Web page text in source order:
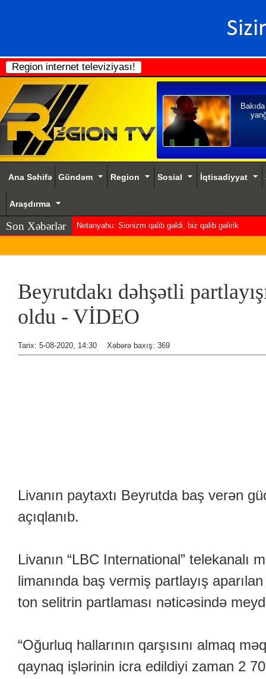
Region internet televiziyası!
Ana Səhifə Gündəm Region Sosial İqtisadiyyat
Araşdırma
Son Xəbərlər Netanyahu: Sionizm qalib gəldi, biz qalib gəlirik
Beyrutdakı dəhşətli
oldu - VİDEO
Tarix: 5-08-2020, 14:30 Xəbərə baxış: 369
Livanın paytaxtı Beyrutda baş verən
açıqlanıb.
Livanın “LBC International” telekanalı
limanında baş vermiş partlayış
ton selitrin partlaması nəticəsində
“Oğurluq hallarının qarşısını almaq
qaynaq işlərinin icra edildiyi zaman 2